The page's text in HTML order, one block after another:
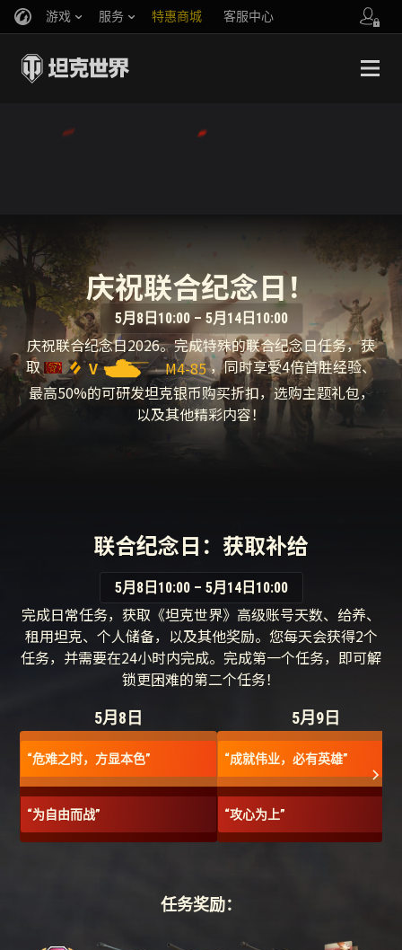
游戏 服务 特惠商城 客服中心
你好，吾久
万圣节
《以战止战》
官方自媒体
庆祝联合纪念日！
5月8日10:00 – 5月14日10:00
庆祝联合纪念日2026。完成特殊的联合纪念日任务，获
取
V M4-85，同时享受4倍首胜经验、
最高50%的可研发坦克银币购买折扣，选购主题礼包，
以及其他精彩内容！
联合纪念日：获取补给
5月8日10:00 – 5月14日10:00
完成日常任务，获取《坦克世界》高级账号天数、给养、
租用坦克、个人储备，以及其他奖励。您每天会获得2个
任务，并需要在24小时内完成。完成第一个任务，即可解
锁更困难的第二个任务！
5月8日
“危难之时，方显本色”
“为自由而战”
5月9日
“成就伟业，必有英雄”
“攻心为上”
任务奖励：